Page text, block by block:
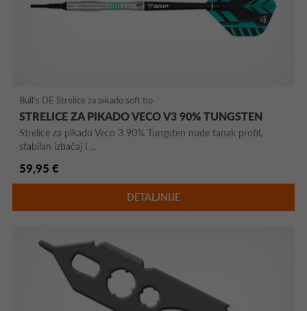
Bull's DE Strelice za pikado soft tip
STRELICE ZA PIKADO VECO V3 90% TUNGSTEN
Strelice za pikado Veco 3 90% Tungsten nude tanak profil,
stabilan izbačaj i ...
59,95 €
DETALJNIJE